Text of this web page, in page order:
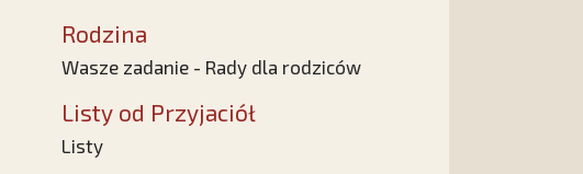
Rodzina
Wasze zadanie - Rady dla rodziców
Listy od Przyjaciół
Listy